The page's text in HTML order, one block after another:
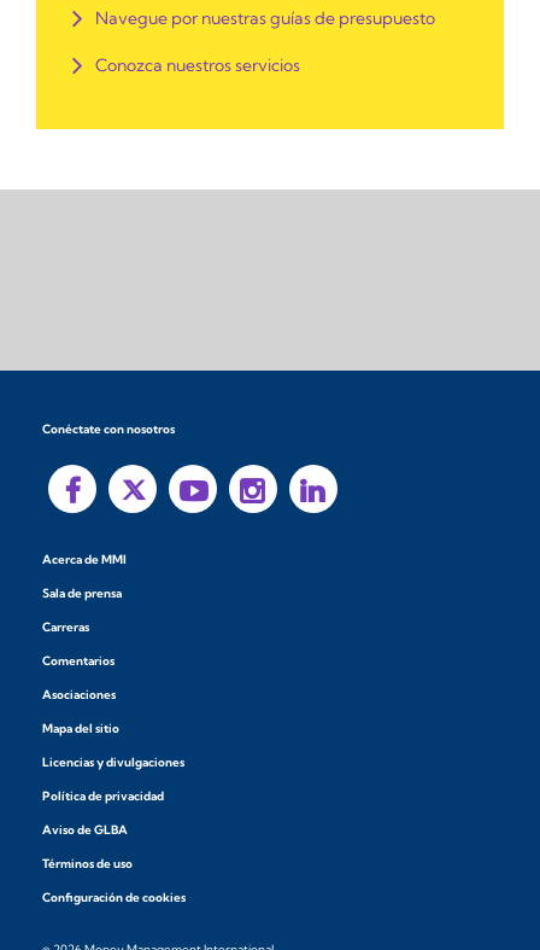
Navegue por nuestras guías de presupuesto
Conozca nuestros servicios
Conéctate con nosotros
Acerca de MMI
Sala de prensa
Carreras
Comentarios
Asociaciones
Mapa del sitio
Licencias y divulgaciones
Política de privacidad
Aviso de GLBA
Términos de uso
Configuración de cookies